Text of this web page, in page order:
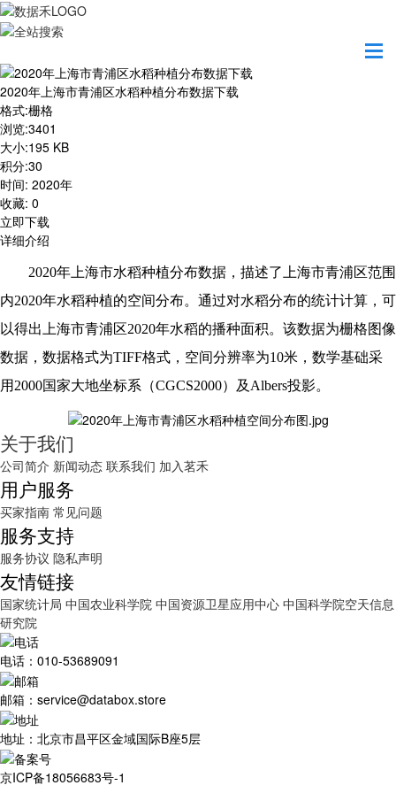
2020年上海市青浦区水稻种植分布数据下载
2020年上海市青浦区水稻种植分布数据下载
格式:栅格
浏览:3401
大小:195 KB
积分:30
时间: 2020年
收藏: 0
立即下载
详细介绍
2020年上海市水稻种植分布数据，描述了上海市青浦区范围
内2020年水稻种植的空间分布。通过对水稻分布的统计计算，可
以得出上海市青浦区2020年水稻的播种面积。该数据为栅格图像
数据，数据格式为TIFF格式，空间分辨率为10米，数学基础采
用 2000国家大地坐标系（CGCS2000）及 Albers投影。
关于我们
公司简介 新闻动态 联系我们 加入茗禾
用户服务
买家指南 常见问题
服务支持
服务协议 隐私声明
友情链接
国家统计局 中国农业科学院 中国资源卫星应用中心 中国科学院空天信息
研究院
电话：010-53689091
邮箱：service@databox.store
地址：北京市昌平区金域国际B座5层
京ICP备18056683号-1